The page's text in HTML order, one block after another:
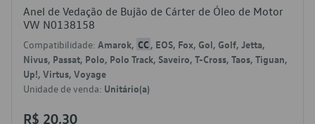
Anel de Vedação de Bujão de Cárter de Óleo de Motor
VW N0138158
Compatibilidade: Amarok, CC , EOS, Fox, Gol, Golf, Jetta,
Nivus, Passat, Polo, Polo Track, Saveiro, T-Cross, Taos, Tiguan,
Up!, Virtus, Voyage
Unidade de venda: Unitário(a)
R$ 20,30